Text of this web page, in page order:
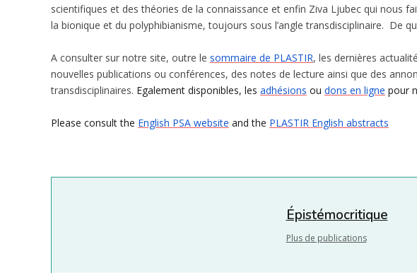
scientifiques et des théories de la connaissance et enfin Ziva Ljubec qui nous
la bionique et du polyphibianisme, toujours sous l’angle transdisciplinaire. De
A consulter sur notre site, outre le sommaire de PLASTIR, les dernières
nouvelles publications ou conférences, des notes de lecture ainsi que des
transdisciplinaires. Egalement disponibles, les adhésions ou dons en ligne pour
Please consult the English PSA website and the PLASTIR English abstracts
Épistémocritique
Plus de publications